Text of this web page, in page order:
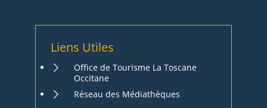
Liens Utiles
Office de Tourisme La Toscane
Occitane
Réseau des Médiathèques